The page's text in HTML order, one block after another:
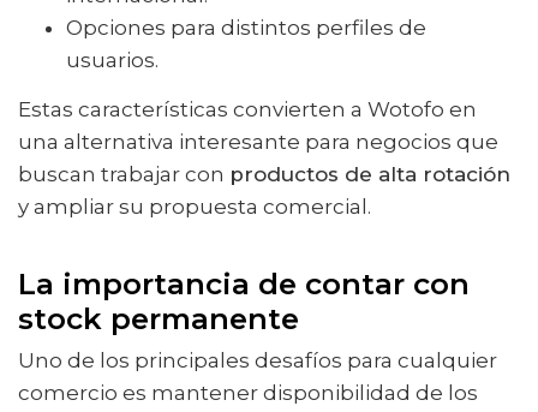
Opciones para distintos perfiles de
usuarios.
Estas características convierten a Wotofo en
una alternativa interesante para negocios que
buscan trabajar con productos de alta rotación
y ampliar su propuesta comercial.
La importancia de contar con
stock permanente
Uno de los principales desafíos para cualquier
comercio es mantener disponibilidad de los